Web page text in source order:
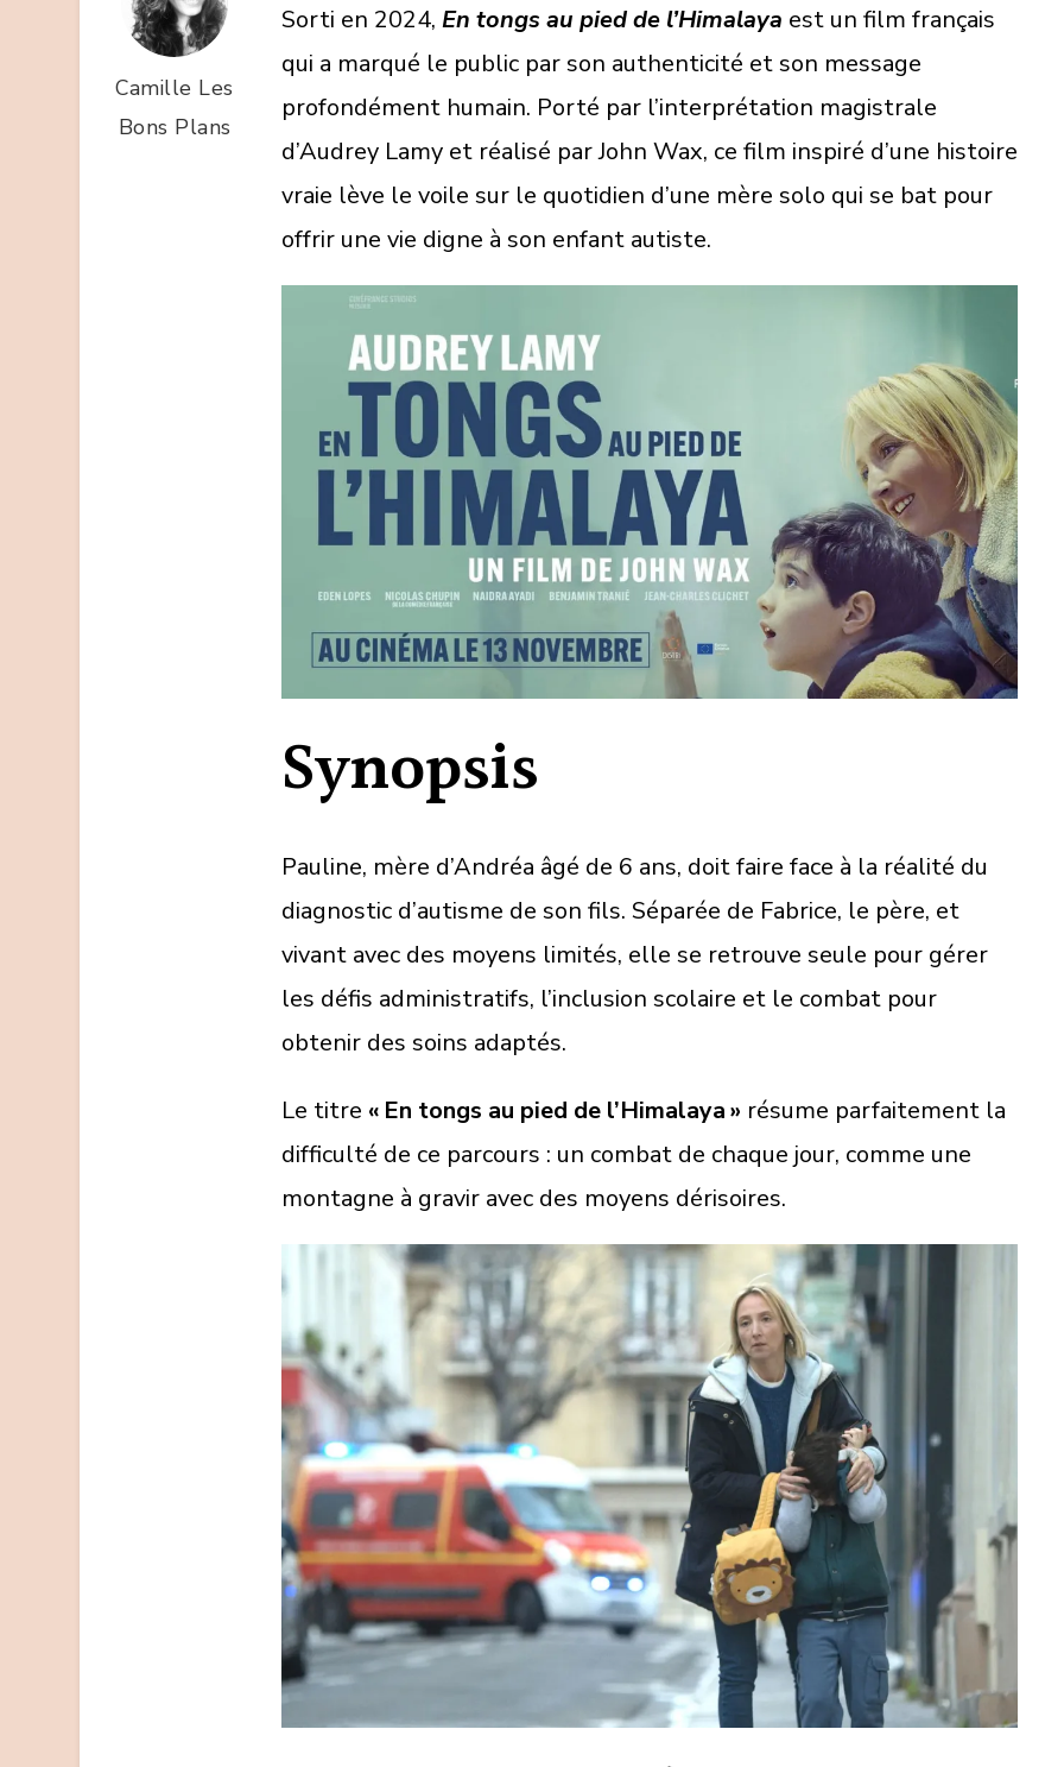
Camille Les
Bons Plans
Sorti en 2024, En tongs au pied de l’Himalaya est un film français
qui a marqué le public par son authenticité et son message
profondément humain. Porté par l’interprétation magistrale
d’Audrey Lamy et réalisé par John Wax, ce film inspiré d’une histoire
vraie lève le voile sur le quotidien d’une mère solo qui se bat pour
offrir une vie digne à son enfant autiste.
Synopsis
Pauline, mère d’Andréa âgé de 6 ans, doit faire face à la réalité du
diagnostic d’autisme de son fils. Séparée de Fabrice, le père, et
vivant avec des moyens limités, elle se retrouve seule pour gérer
les défis administratifs, l’inclusion scolaire et le combat pour
obtenir des soins adaptés.
Le titre « En tongs au pied de l’Himalaya » résume parfaitement la
difficulté de ce parcours : un combat de chaque jour, comme une
montagne à gravir avec des moyens dérisoires.